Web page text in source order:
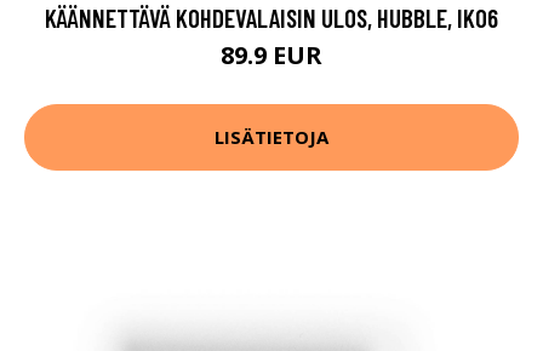
KÄÄNNETTÄVÄ KOHDEVALAISIN ULOS, HUBBLE, IK06
89.9 EUR
LISÄTIETOJA